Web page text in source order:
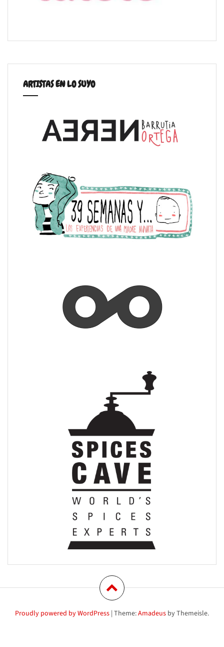
ARTISTAS EN LO SUYO
Proudly powered by WordPress | Theme:Amadeus by Themeisle.